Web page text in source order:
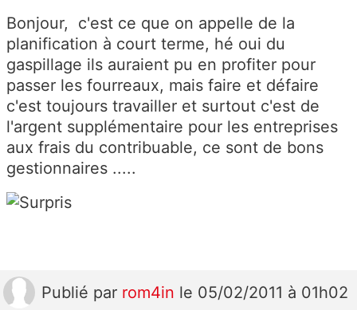
Bonjour, c'est ce que on appelle de la
planification à court terme, hé oui du
gaspillage ils auraient pu en profiter pour
passer les fourreaux, mais faire et défaire
c'est toujours travailler et surtout c'est de
l'argent supplémentaire pour les entreprises
aux frais du contribuable, ce sont de bons
gestionnaires .....
Publié par rom4in le 05/02/2011 à 01h02